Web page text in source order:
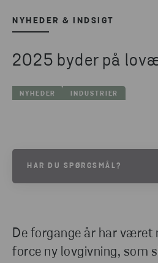
NYHEDER & INDSIGT
2025 byder på
NYHEDER INDUSTRIER
De forgange år har været
force ny lovgivning, som
HAR DU SPØRGSMÅL?
for en gennemgang af din
til at hjælpe dig.